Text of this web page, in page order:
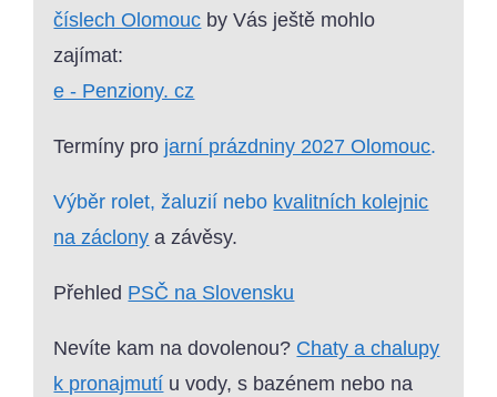
číslech Olomouc by Vás ještě mohlo
zajímat:
e - Penziony. cz
Termíny pro jarní prázdniny 2027 Olomouc.
Výběr rolet, žaluzií nebo kvalitních kolejnic
na záclony a závěsy.
Přehled PSČ na Slovensku
Nevíte kam na dovolenou? Chaty a chalupy
k pronajmutí u vody, s bazénem nebo na